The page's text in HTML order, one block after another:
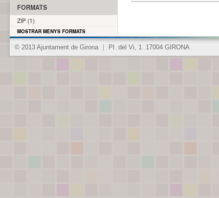
FORMATS
ZIP (1)
MOSTRAR MENYS FORMATS
© 2013 Ajuntament de Girona Pl. del Vi, 1. 17004 GIRONA